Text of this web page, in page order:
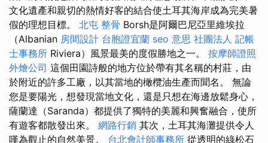
文化遺產和親切的熱情好客的結合使土耳其海岸成為完美暑
假的理想目標。 北屯 整骨 Borsh是​​阿爾巴尼亞里維埃拉
（Albanian 房間設計 台胞證宜蘭 seo 意思 社團法人 記帳
士事務所 Riviera）風景最美的度假勝地之一。 按摩師證照
外燴公司 這個田園詩般的地方位於帶有其名稱的村莊，由
於附近的許多工廠，以其當地的橄欖油生產而聞名。 無論
您是要陽光，想發現當地文化，還是只想在海邊放鬆身心，
薩蘭達（Saranda）都提供了獨特的美麗和興奮融合，使所
有遊客都散發出來。 網路行銷 其次，土耳其海灘提供令人
嘆為觀止的自然美景。 台北會計師事務所 從透明的綠松石